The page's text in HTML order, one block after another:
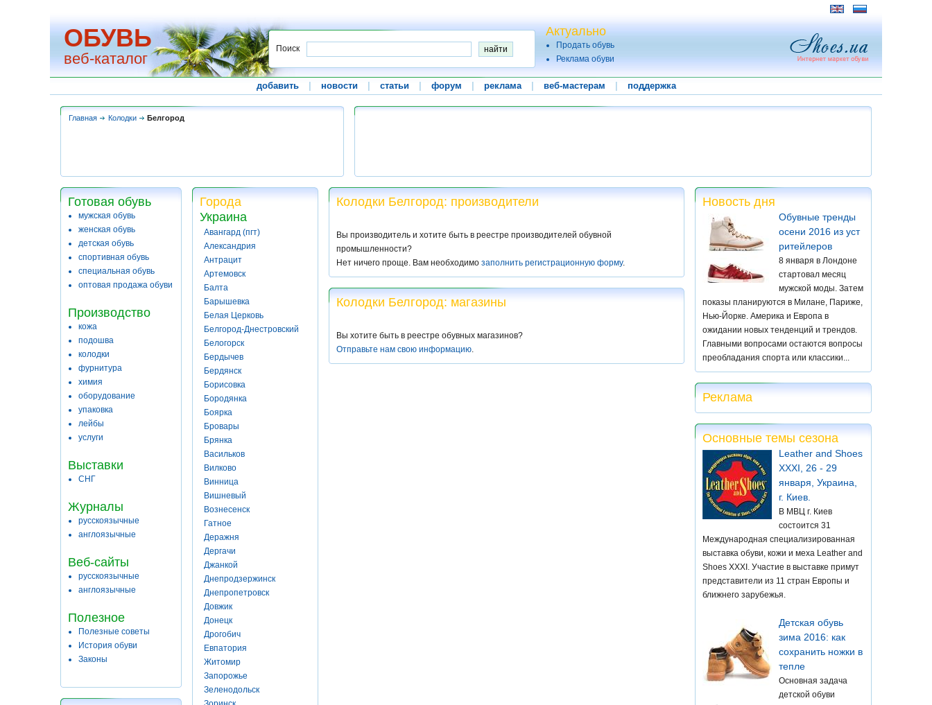
ОБУВЬ
веб-каталог
Поиск
Актуально
Продать обувь
Реклама обуви
добавить новости статьи форум реклама веб-мастерам поддержка
Главная Колодки Белгород
Готовая обувь
мужская обувь
женская обувь
детская обувь
спортивная обувь
специальная обувь
оптовая продажа обуви
Производство
кожа
подошва
колодки
фурнитура
химия
оборудование
упаковка
лейбы
услуги
Выставки
СНГ
Журналы
русскоязычные
англоязычные
Веб-сайты
русскоязычные
англоязычные
Полезное
Полезные советы
История обуви
Законы
Города
Украина
Авангард (пгт)
Александрия
Антрацит
Артемовск
Балта
Барышевка
Белая Церковь
Белгород-Днестровский
Белогорск
Бердычев
Бердянск
Борисовка
Бородянка
Боярка
Бровары
Брянка
Васильков
Вилково
Винница
Вишневый
Вознесенск
Гатное
Деражня
Дергачи
Джанкой
Днепродзержинск
Днепропетровск
Довжик
Донецк
Дрогобич
Евпатория
Житомир
Запорожье
Зеленодольск
Колодки Белгород: производители
Вы производитель и хотите быть в реестре производителей обувной
промышленности?
Нет ничего проще. Вам необходимо заполнить регистрационную форму.
Колодки Белгород: магазины
Вы хотите быть в реестре обувных магазинов?
Отправьте нам свою информацию.
Новость дня
Обувные тренды
осени 2016 из уст
ритейлеров
8 января в Лондоне
стартовал месяц
мужской моды. Затем
показы планируются в Милане, Париже,
Нью-Йорке. Америка и Европа в
ожидании новых тенденций и трендов.
Главными вопросами остаются вопросы
преобладания спорта или классики...
Реклама
Основные темы сезона
Leather and Shoes
XXXI, 26 - 29
января, Украина,
г. Киев.
В МВЦ г. Киев
состоится 31
Международная специализированная
выставка обуви, кожи и меха Leather and
Shoes XXXI. Участие в выставке примут
представители из 11 стран Европы и
ближнего зарубежья.
Детская обувь
зима 2016: как
сохранить ножки в
тепле
Основная задача
детской обуви